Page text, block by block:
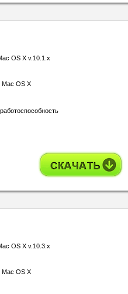
OS X v.10.1.x
OS X
OS X v.10.3.x
OS X